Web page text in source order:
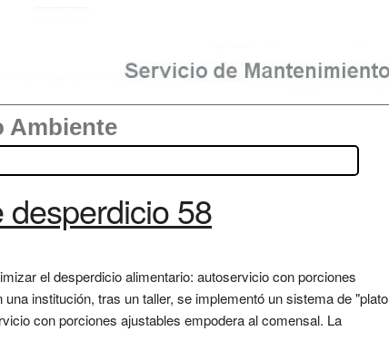
Ambiente
58
el desperdicio alimentario: autoservicio con porciones
institución, tras un taller, se implementó un sistema de "plato
con porciones ajustables empodera al comensal. La